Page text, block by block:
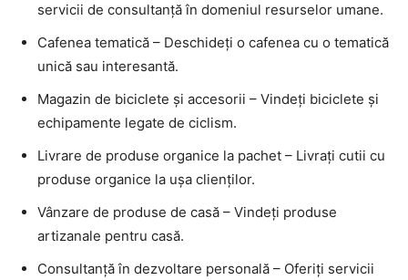
servicii de consultanță în domeniul resurselor umane.
Cafenea tematică – Deschideți o cafenea cu o tematică
unică sau interesantă.
Magazin de biciclete și accesorii – Vindeți biciclete și
echipamente legate de ciclism.
Livrare de produse organice la pachet – Livrați cutii cu
produse organice la ușa clienților.
Vânzare de produse de casă – Vindeți produse
artizanale pentru casă.
Consultanță în dezvoltare personală – Oferiți servicii